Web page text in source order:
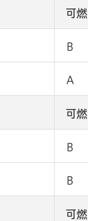
可燃
B
A
可燃
B
B
可燃